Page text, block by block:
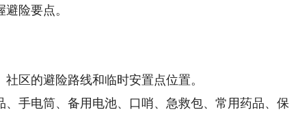
险要点。
区的避险路线和临时安置点位置。
手电筒、备用电池、口哨、急救包、常用药品、保